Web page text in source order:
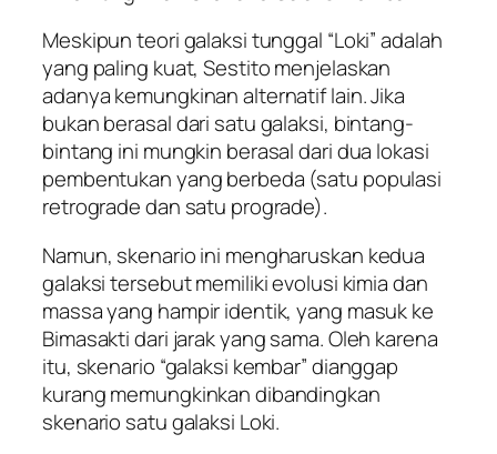
Meskipun teori galaksi tunggal “Loki” adalah
yang paling kuat, Sestito menjelaskan
adanya kemungkinan alternatif lain. Jika
bukan berasal dari satu galaksi, bintang-
bintang ini mungkin berasal dari dua lokasi
pembentukan yang berbeda (satu populasi
retrograde dan satu prograde).
Namun, skenario ini mengharuskan kedua
galaksi tersebut memiliki evolusi kimia dan
massa yang hampir identik, yang masuk ke
Bimasakti dari jarak yang sama. Oleh karena
itu, skenario “galaksi kembar” dianggap
kurang memungkinkan dibandingkan
skenario satu galaksi Loki.